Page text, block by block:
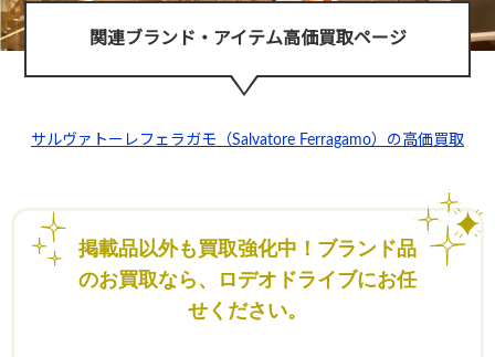
関連ブランド・アイテム高価買取ページ
サルヴァトーレフェラガモ（Salvatore Ferragamo）の高価買取
掲載品以外も買取強化中！ブランド品
のお買取なら、ロデオドライブにお任
せください。